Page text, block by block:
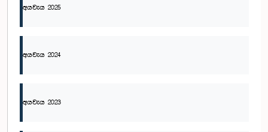
අයවැය 2025
අයවැය 2024
අයවැය 2023